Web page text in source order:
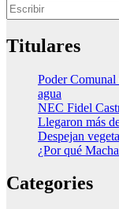
Titulares
Poder
agua
NEC Fidel
Llegaron más
Despejan
¿Por qué
Categories